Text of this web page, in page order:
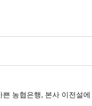
농협은행, 본사 이전설에